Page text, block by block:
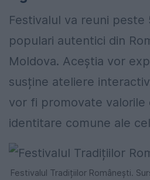
Festivalul va reuni peste
populari autentici din
Moldova. Aceștia vor
susține ateliere
vor fi promovate valorile
identitare comune ale
Festivalul Tradițiilor Românești.